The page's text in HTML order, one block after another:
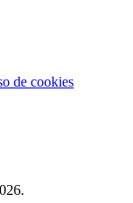
de cookies
.